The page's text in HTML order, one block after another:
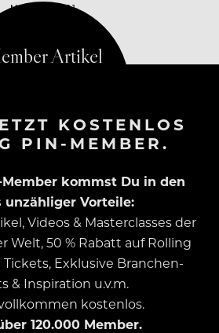
MAI 19, 2021
KOSTENLOS
PIN-MEMBER.
kommst Du in den
unzähliger Vorteile:
Videos & Masterclasses der
Welt, 50 % Rabatt auf Rolling
Exklusive Branchen-
& Inspiration u.v.m.
kostenlos.
120.000 Member.